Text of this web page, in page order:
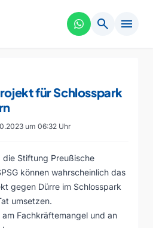
search menu
für Schlosspark
um 06:32 Uhr
Stiftung Preußische
können wahrscheinlich das
gegen Dürre im Schlosspark
umsetzen.
Fachkräftemangel und an